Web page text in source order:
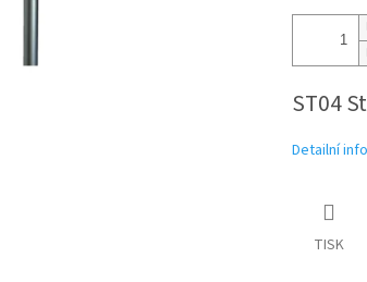
ST04
Detailní
TISK